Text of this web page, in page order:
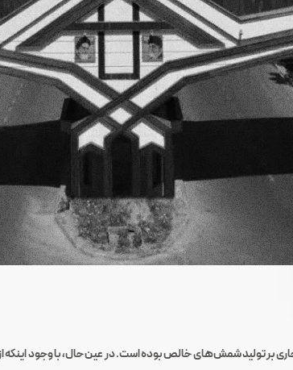
این شرکت در سال جاری بر تولید شمش‌های خالص بوده است. در عین حال، با